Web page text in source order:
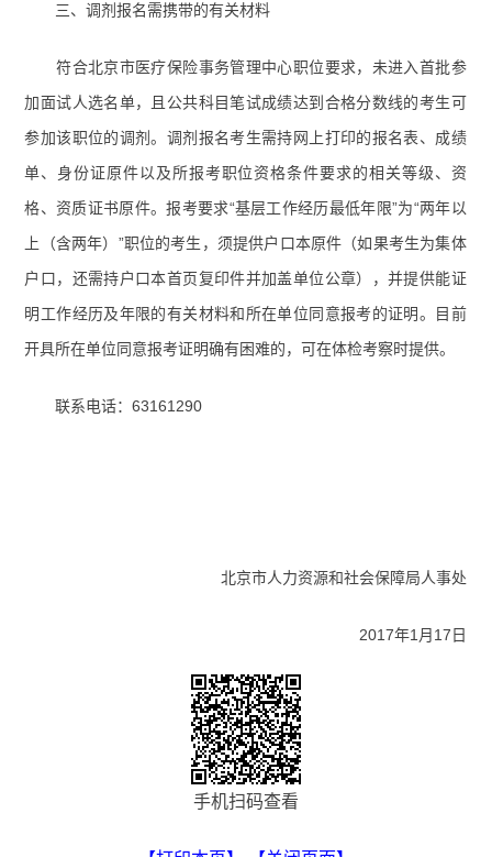
三、调剂报名需携带的有关材料
符合北京市医疗保险事务管理中心职位要求，未进入首批参
加面试人选名单，且公共科目笔试成绩达到合格分数线的考生可
参加该职位的调剂。调剂报名考生需持网上打印的报名表、成绩
单、身份证原件以及所报考职位资格条件要求的相关等级、资
格、资质证书原件。报考要求“基层工作经历最低年限”为“两年以
上（含两年）”职位的考生，须提供户口本原件（如果考生为集体
户口，还需持户口本首页复印件并加盖单位公章），并提供能证
明工作经历及年限的有关材料和所在单位同意报考的证明。目前
开具所在单位同意报考证明确有困难的，可在体检考察时提供。
联系电话：63161290
北京市人力资源和社会保障局人事处
2017年1月17日
手机扫码查看